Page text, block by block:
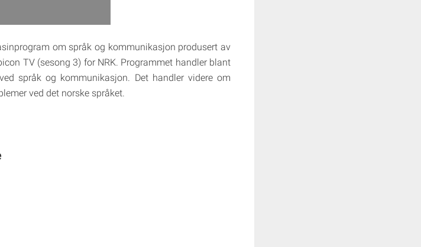
om språk og kommunikasjon produsert av
TV (sesong 3) for NRK. Programmet handler blant
språk og kommunikasjon. Det handler videre om
ved det norske språket.